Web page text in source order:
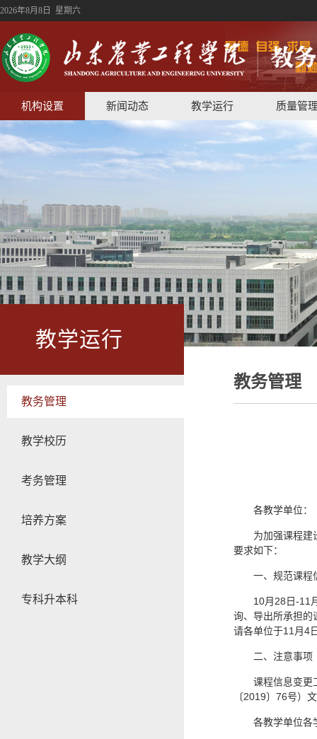
2026年8月8日 星期六
机构设置 新闻动态 教学运行 质量管
教学运行
教务管理
教学校历
考务管理
培养方案
教学大纲
专科升本科
教务管理
各教学单位：
为加强课程建
要求如下：
一、规范课程
10月28日-11
询、导出所承担的
请各单位于11月4
二、注意事项
课程信息变更
〔2019〕76号）
各教学单位各